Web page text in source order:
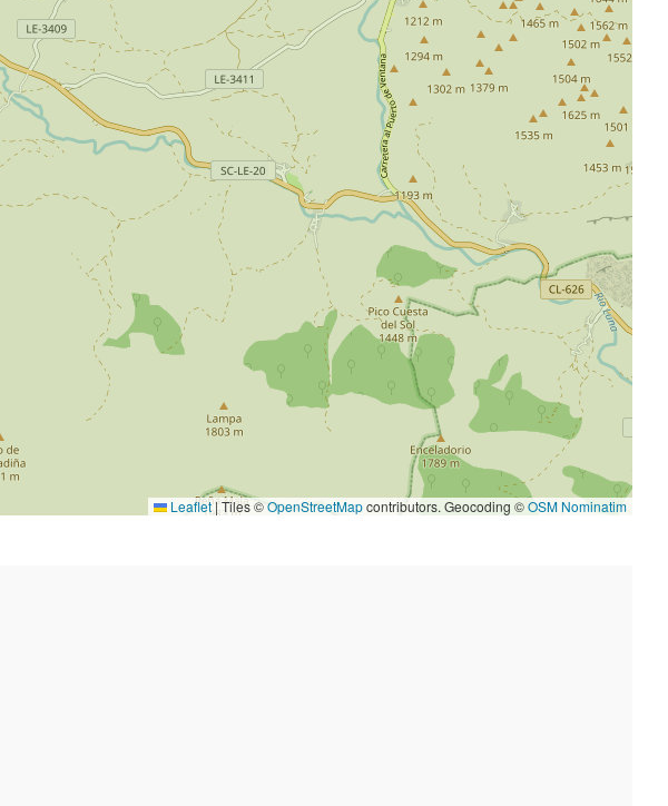
Leaflet|Tiles ©OpenStreetMapcontributors. Geocoding ©OSM Nominatim